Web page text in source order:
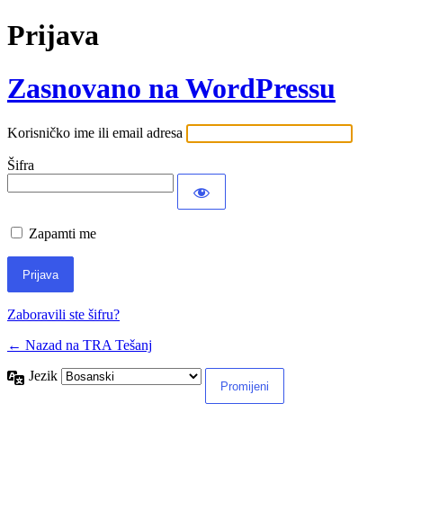
Prijava
Zasnovano na WordPressu
Korisničko ime ili email adresa
Šifra
Zapamti me
Zaboravili ste šifru?
← Nazad na TRA Tešanj
Jezik